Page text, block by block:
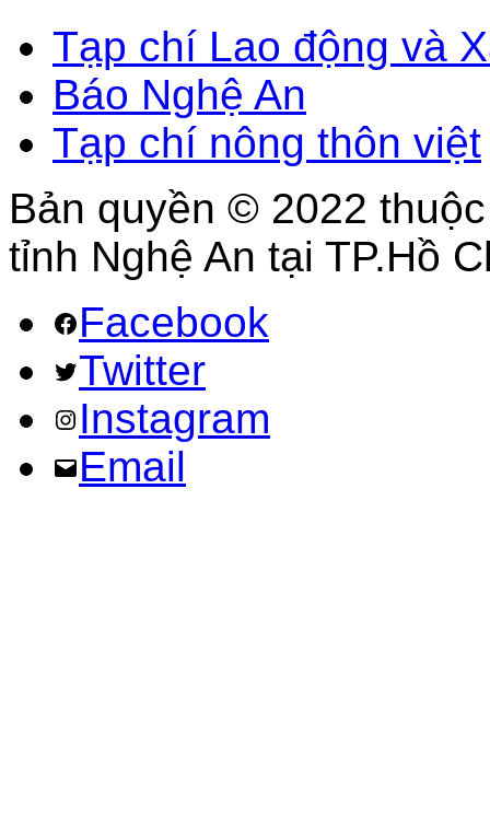
Tạp chí Lao động và
Báo Nghệ An
Tạp chí nông thôn việt
Bản quyền © 2022
tỉnh Nghệ An tại TP.Hồ
Facebook
Twitter
Instagram
Email